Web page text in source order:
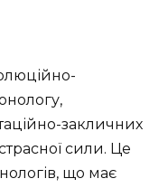
закличних
сили. Це
що має